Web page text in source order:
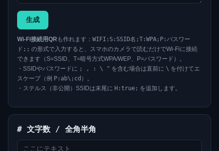
生成
Wi-Fi接続用QR も作れます： WIFI:S:SSID名;T:WPA;P:パスワー
ド;; の形式で入力すると、スマホのカメラで読むだけでWi-Fiに接続
できます（S=SSID、T=暗号方式WPA/WEP、P=パスワード）。
・SSIDやパスワードに ; , : \ " を含む場合は直前に \ を付けてエ
スケープ（例 P:ab\;cd ）。
・ステルス（非公開）SSIDは末尾に H:true; を追加します。
# 文字数 / 全角半角